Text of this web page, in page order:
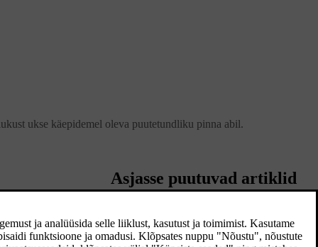
ukse käepidemel oleva puutetundliku pinna abil.
Asjasse puutuvad artiklid
Võtmeta lukustamine ja lukust
avamine